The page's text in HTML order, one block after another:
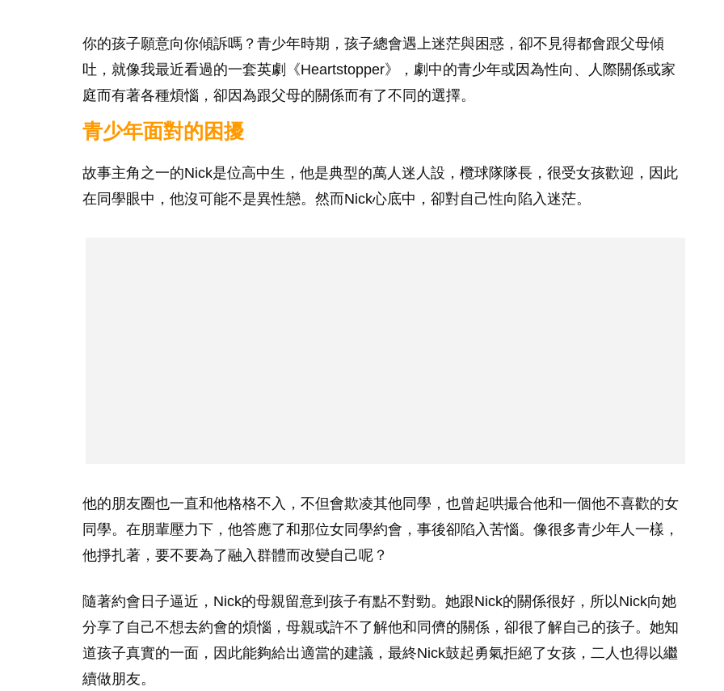
你的孩子願意向你傾訴嗎？青少年時期，孩子總會遇上迷茫與困惑，卻不見得都會跟父母傾
吐，就像我最近看過的一套英劇《Heartstopper》，劇中的青少年或因為性向、人際關係或家
庭而有著各種煩惱，卻因為跟父母的關係而有了不同的選擇。
青少年面對的困擾
故事主角之一的Nick是位高中生，他是典型的萬人迷人設，欖球隊隊長，很受女孩歡迎，因此
在同學眼中，他沒可能不是異性戀。然而Nick心底中，卻對自己性向陷入迷茫。
他的朋友圈也一直和他格格不入，不但會欺凌其他同學，也曾起哄撮合他和一個他不喜歡的女
同學。在朋輩壓力下，他答應了和那位女同學約會，事後卻陷入苦惱。像很多青少年人一樣，
他掙扎著，要不要為了融入群體而改變自己呢？
隨著約會日子逼近，Nick的母親留意到孩子有點不對勁。她跟Nick的關係很好，所以Nick向她
分享了自己不想去約會的煩惱，母親或許不了解他和同儕的關係，卻很了解自己的孩子。她知
道孩子真實的一面，因此能夠給出適當的建議，最終Nick鼓起勇氣拒絕了女孩，二人也得以繼
續做朋友。